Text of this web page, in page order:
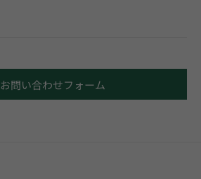
お問い合わせフォーム